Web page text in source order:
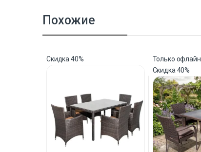
Похожие
Скидка40%
Только офлайн
Скидка 40%